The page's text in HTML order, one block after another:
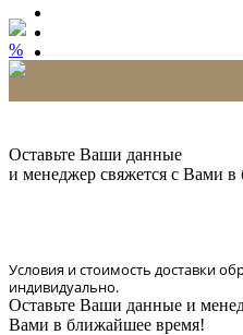
%
Оставьте Ваши данные
и менеджер свяжется с Вами
Условия и стоимость доставки
индивидуально.
Оставьте Ваши данные и
Вами в ближайшее время!